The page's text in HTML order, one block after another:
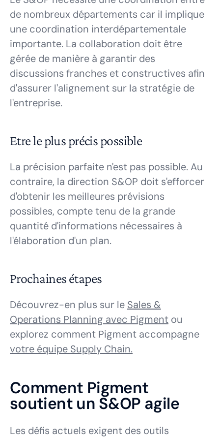
de nombreux départements car il implique
une coordination interdépartementale
importante. La collaboration doit être
gérée de manière à garantir des
discussions franches et constructives afin
d'assurer l'alignement sur la stratégie de
l'entreprise.
Etre le plus précis possible
La précision parfaite n'est pas possible. Au
contraire, la direction S&OP doit s'efforcer
d'obtenir les meilleures prévisions
possibles, compte tenu de la grande
quantité d'informations nécessaires à
l'élaboration d'un plan.
Prochaines étapes
Découvrez-en plus sur le Sales &
Operations Planning avec Pigment ou
explorez comment Pigment accompagne
votre équipe Supply Chain.
Comment Pigment
soutient un S&OP agile
Les défis actuels exigent des outils